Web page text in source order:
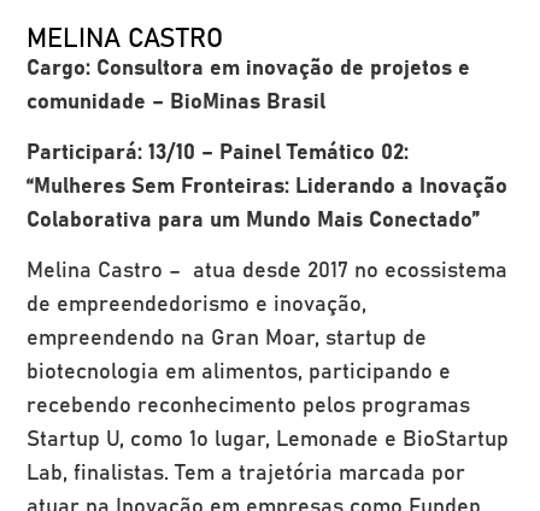
MELINA CASTRO
Cargo: Consultora em inovação de projetos e
comunidade – BioMinas Brasil
Participará: 13/10 – Painel Temático 02:
“Mulheres Sem Fronteiras: Liderando a Inovação
Colaborativa para um Mundo Mais Conectado”
Melina Castro – atua desde 2017 no ecossistema
de empreendedorismo e inovação,
empreendendo na Gran Moar, startup de
biotecnologia em alimentos, participando e
recebendo reconhecimento pelos programas
Startup U, como 1o lugar, Lemonade e BioStartup
Lab, finalistas. Tem a trajetória marcada por